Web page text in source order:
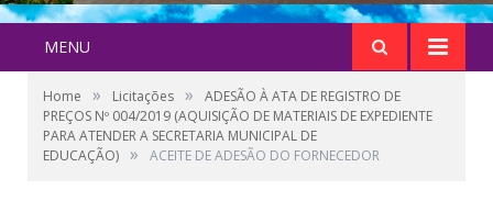
MENU
Home » Licitações »
ADESÃO À ATA DE REGISTRO DE
PREÇOS Nº 004/2019 (AQUISIÇÃO DE MATERIAIS DE EXPEDIENTE
PARA ATENDER A SECRETARIA MUNICIPAL DE
EDUCAÇÃO) » ACEITE DE ADESÃO DO FORNECEDOR